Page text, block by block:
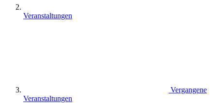
Veranstaltungen
Vergangene
Veranstaltungen